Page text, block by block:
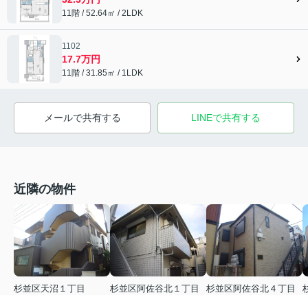
11階 / 52.64㎡ / 2LDK
1102
17.7万円
11階 / 31.85㎡ / 1LDK
メールで共有する LINEで共有する
近隣の物件
杉並区天沼１丁目
杉並区阿佐谷北１丁目
杉並区阿佐谷北４丁目